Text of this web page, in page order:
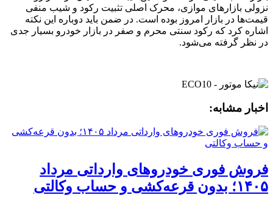
نزولی بازارهای موازی، محرک اصلی تثبیت رکود و شیب منفی
قیمت‌ها در بازار امروز بوده است. در ضمن باید دوباره این نکته
اشاره کرد که رکود سنتی محرم و صفر در بازار خودرو بسیار جدی
در نظر گرفته می‌شود.
اخبار مشابه:
فروش فوری خودروهای وارداتی مرداد
۱۴۰۵؛ بدون قرعه‌کشی و حساب وکالتی